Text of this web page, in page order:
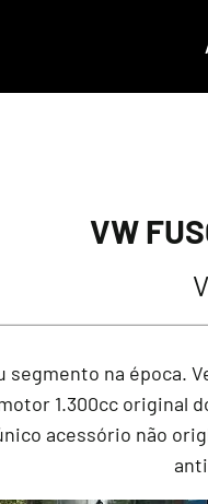
VW
segmento na
1.300cc original
acessório não